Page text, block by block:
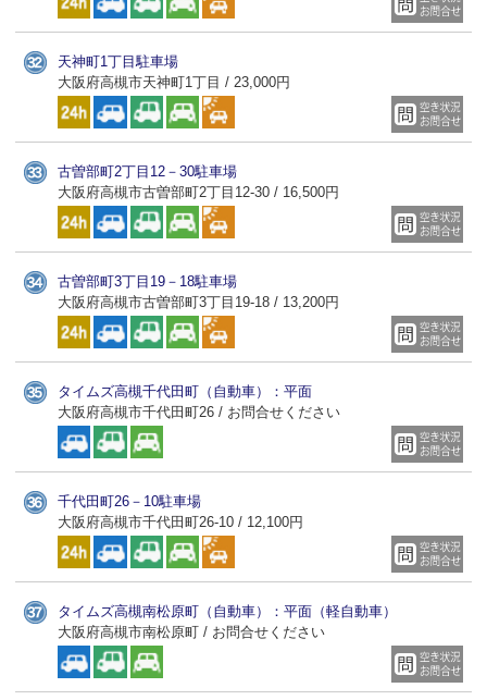
天神町1丁目駐車場
大阪府高槻市天神町1丁目 / 23,000円
古曽部町2丁目12－30駐車場
大阪府高槻市古曽部町2丁目12-30 / 16,500円
古曽部町3丁目19－18駐車場
大阪府高槻市古曽部町3丁目19-18 / 13,200円
タイムズ高槻千代田町（自動車）：平面
大阪府高槻市千代田町26 / お問合せください
千代田町26－10駐車場
大阪府高槻市千代田町26-10 / 12,100円
タイムズ高槻南松原町（自動車）：平面（軽自動車）
大阪府高槻市南松原町 / お問合せください